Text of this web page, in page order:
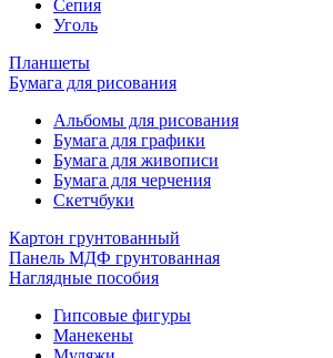
Сепия
Уголь
Планшеты
Бумага для рисования
Альбомы для рисования
Бумага для графики
Бумага для живописи
Бумага для черчения
Скетчбуки
Картон грунтованный
Панель МДФ грунтованная
Наглядные пособия
Гипсовые фигуры
Манекены